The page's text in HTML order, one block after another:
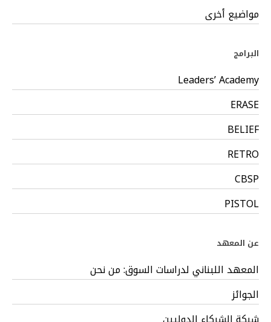
مواضيع أخرى
البرامج
Leaders’ Academy
ERASE
BELIEF
RETRO
CBSP
PISTOL
عن المعهد
المعهد اللبناني لدراسات السوق: من نحن
الجوائز